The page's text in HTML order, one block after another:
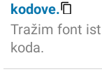
kodove.
Tražim font
koda.